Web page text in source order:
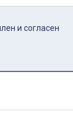
и согласен